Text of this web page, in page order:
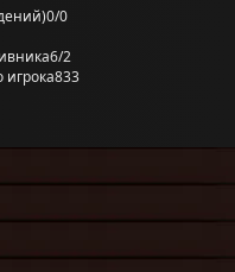
0/0
6/2
833